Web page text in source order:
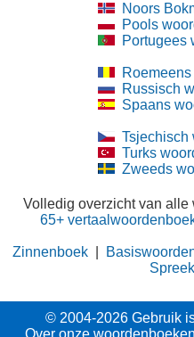
Noors
Pools
Portugees
Russisch
Spaans
Tsjechisch
Turks
Zweeds
Volledig overzicht van alle
65+
Zinnenboek
© 2004-2026 Gebruik
Over onze woordenboeken